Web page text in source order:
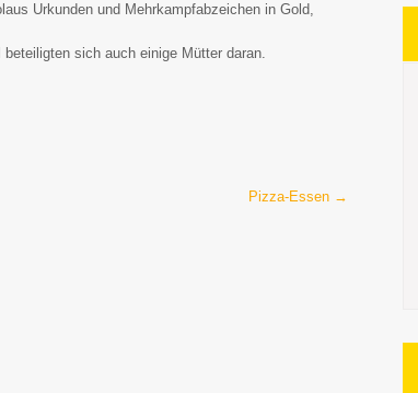
Urkunden und Mehrkampfabzeichen in Gold,
sich auch einige Mütter daran.
Pizza-Essen →